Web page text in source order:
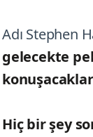
Adı Stephen
gelecekte
Hiç bir şey